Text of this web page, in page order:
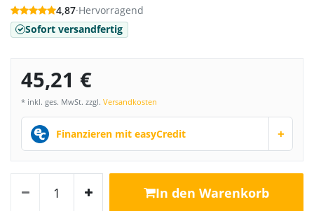
4,87·Hervorragend
Sofort versandfertig
45,21 €
* inkl. ges. MwSt. zzgl. Versandkosten
Finanzieren mit easyCredit +
In den Warenkorb